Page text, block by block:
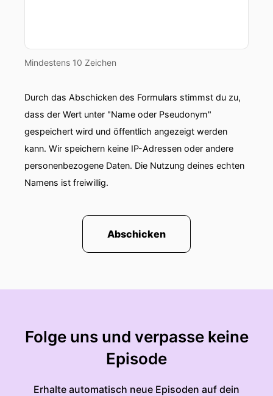
Mindestens 10 Zeichen
Durch das Abschicken des Formulars stimmst du zu,
dass der Wert unter "Name oder Pseudonym"
gespeichert wird und öffentlich angezeigt werden
kann. Wir speichern keine IP-Adressen oder andere
personenbezogene Daten. Die Nutzung deines echten
Namens ist freiwillig.
Abschicken
Folge uns und verpasse keine
Episode
Erhalte automatisch neue Episoden auf dein